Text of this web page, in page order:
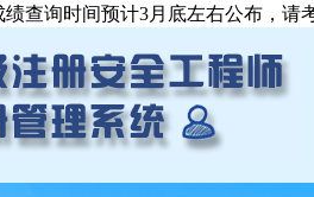
查询时间预计3月底左右公布，请